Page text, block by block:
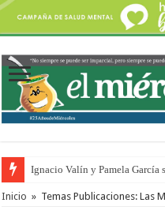
Ignacio Valín y Pamela García
Traigo el litoral en mi canción:
Inicio » Temas Publicaciones: Las